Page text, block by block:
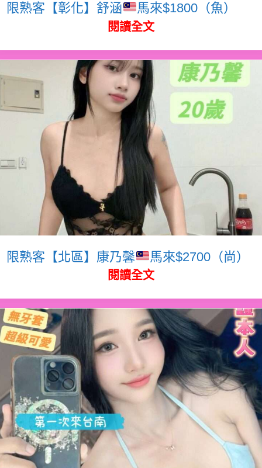
限熟客【彰化】舒涵 馬來$1800（魚）
閱讀全文
限熟客【北區】康乃馨 馬來$2700（尚）
閱讀全文